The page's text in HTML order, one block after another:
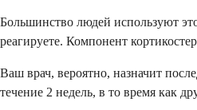
Большинство людей используют
реагируете. Компонент
Ваш врач, вероятно, назначит
течение 2 недель, в то время как